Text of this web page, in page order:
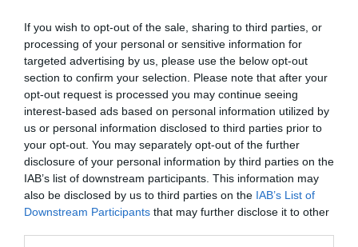
If you wish to opt-out of the sale, sharing to third parties, or
processing of your personal or sensitive information for
targeted advertising by us, please use the below opt-out
section to confirm your selection. Please note that after your
opt-out request is processed you may continue seeing
interest-based ads based on personal information utilized by
us or personal information disclosed to third parties prior to
your opt-out. You may separately opt-out of the further
disclosure of your personal information by third parties on the
IAB’s list of downstream participants. This information may
also be disclosed by us to third parties on the IAB’s List of
Downstream Participants that may further disclose it to other
dirigidas de alta energía; y amplias zonas de fuerza y
peso libre equipadas con
tecnología EGYM
, que
permite personalizar entrenamientos, automatizar
cargas y acompañar al usuario desde el primer día,
incluso sin experiencia previa.
“Cuando combinamos variedad de servicios,
tecnología inteligente y una propuesta centrada en
la comunidad, los resultados son muy superiores
tanto en captación como en retención”.Por su parte
Carla Sucarrat, Directora de Operaciones, subraya
que el objetivo de la compañía es
“acompañar a las
personas hacia un estilo de vida más activo,
consciente y sostenible, reforzando la idea de que